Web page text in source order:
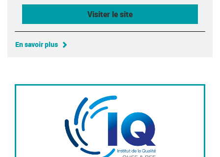
Visiter le site
En savoir plus